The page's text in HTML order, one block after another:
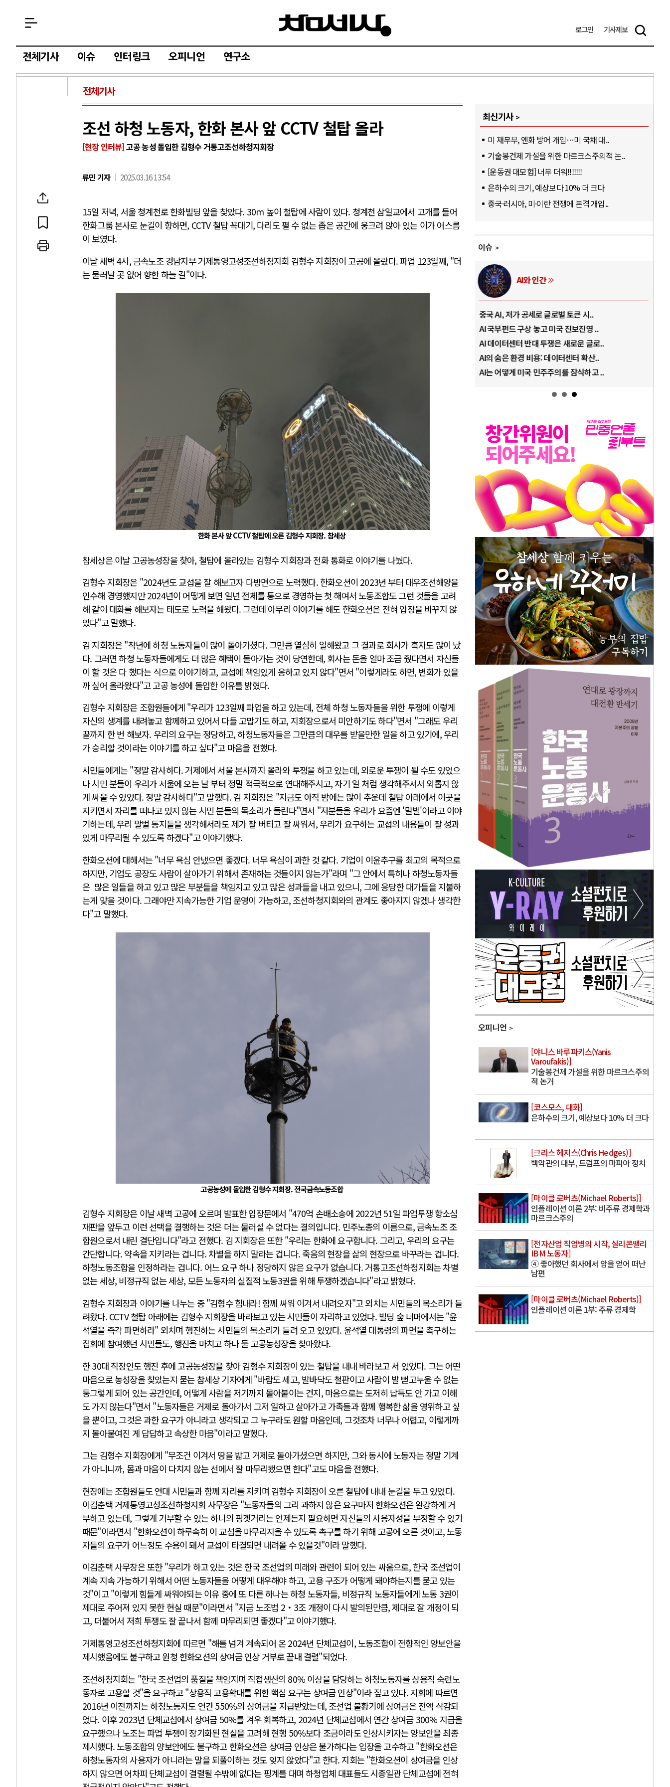
로그인 기사제보
전체기사 이슈 인터링크 오피니언 연구소
전체기사
조선 하청 노동자, 한화 본사 앞 CCTV 철탑 올라
[현장 인터뷰]고공 농성 돌입한 김형수 거통고조선하청지회장
류민 기자 2025.03.16 13:54
15일 저녁, 서울 청계천로 한화빌딩 앞을 찾았다. 30m 높이 철탑에 사람이 있다. 청계천 삼일교에서 고개를 들어
한화그룹 본사로 눈길이 향하면, CCTV 철탑 꼭대기, 다리도 펼 수 없는 좁은 공간에 웅크려 앉아 있는 이가 어스름
이 보였다.
이날 새벽 4시, 금속노조 경남지부 거제통영고성조선하청지회 김형수 지회장이 고공에 올랐다. 파업 123일째, "더
는 물러날 곳 없어 향한 하늘 길"이다.
한화 본사 앞 CCTV 철탑에 오른 김형수 지회장. 참세상
참세상은 이날 고공농성장을 찾아, 철탑에 올라있는 김형수 지회장과 전화 통화로 이야기를 나눴다.
김형수 지회장은 "2024년도 교섭을 잘 해보고자 다방면으로 노력했다. 한화오션이 2023년 부터 대우조선해양을
인수해 경영했지만 2024년이 어떻게 보면 일년 전체를 통으로 경영하는 첫 해여서 노동조합도 그런 것들을 고려
해 같이 대화를 해보자는 태도로 노력을 해왔다. 그런데 아무리 이야기를 해도 한화오션은 전혀 입장을 바꾸지 않
았다"고 말했다.
김 지회장은 "작년에 하청 노동자들이 많이 돌아가셨다. 그만큼 열심히 일해왔고 그 결과로 회사가 흑자도 많이 났
다. 그러면 하청 노동자들에게도 더 많은 혜택이 돌아가는 것이 당연한데, 회사는 돈을 얼마 조금 줬다면서 자신들
이 할 것은 다 했다는 식으로 이야기하고, 교섭에 책임있게 응하고 있지 않다"면서 "이렇게라도 하면, 변화가 있을
까 싶어 올라왔다"고 고공 농성에 돌입한 이유를 밝혔다.
김형수 지회장은 조합원들에게 "우리가 123일째 파업을 하고 있는데, 전체 하청 노동자들을 위한 투쟁에 이렇게
자신의 생계를 내려놓고 함께하고 있어서 다들 고맙기도 하고, 지회장으로서 미안하기도 하다"면서 "그래도 우리
끝까지 한 번 해보자. 우리의 요구는 정당하고, 하청노동자들은 그만큼의 대우를 받을만한 일을 하고 있기에, 우리
가 승리할 것이라는 이야기를 하고 싶다"고 마음을 전했다.
시민들에게는 "정말 감사하다. 거제에서 서울 본사까지 올라와 투쟁을 하고 있는데, 외로운 투쟁이 될 수도 있었으
나 시민 분들이 우리가 서울에 오는 날 부터 정말 적극적으로 연대해주시고, 자기 일 처럼 생각해주셔서 외롭지 않
게 싸울 수 있었다. 정말 감사하다"고 말했다. 김 지회장은 "지금도 아직 밤에는 많이 추운데 철탑 아래에서 이곳을
지키면서 자리를 떠나고 있지 않는 시민 분들의 목소리가 들린다"면서 "저분들을 우리가 요즘엔 '말벌'이라고 이야
기하는데, 우리 말벌 동지들을 생각해서라도 제가 잘 버티고 잘 싸워서, 우리가 요구하는 교섭의 내용들이 잘 성과
있게 마무리될 수 있도록 하겠다"고 이야기했다.
한화오션에 대해서는 "너무 욕심 안냈으면 좋겠다. 너무 욕심이 과한 것 같다. 기업이 이윤추구를 최고의 목적으로
하지만, 기업도 공장도 사람이 살아가기 위해서 존재하는 것들이지 않는가"라며 "그 안에서 특히나 하청노동자들
은 많은 일들을 하고 있고 많은 부분들을 책임지고 있고 많은 성과들을 내고 있으니, 그에 응당한 대가들을 지불하
는게 맞을 것이다. 그래야만 지속가능한 기업 운영이 가능하고, 조선하청지회와의 관계도 좋아지지 않겠나 생각한
다"고 말했다.
고공농성에 돌입한 김형수 지회장. 전국금속노동조합
김형수 지회장은 이날 새벽 고공에 오르며 발표한 입장문에서 "470억 손배소송에 2022년 51일 파업투쟁 항소심
재판을 앞두고 이런 선택을 결행하는 것은 더는 물러설 수 없다는 결의입니다. 민주노총의 이름으로, 금속노조 조
합원으로서 내린 결단입니다"라고 전했다. 김 지회장은 또한 "우리는 한화에 요구합니다. 그리고, 우리의 요구는
간단합니다. 약속을 지키라는 겁니다. 차별을 하지 말라는 겁니다. 죽음의 현장을 삶의 현장으로 바꾸라는 겁니다.
하청노동조합을 인정하라는 겁니다. 어느 요구 하나 정당하지 않은 요구가 없습니다. 거통고조선하청지회는 차별
없는 세상, 비정규직 없는 세상, 모든 노동자의 실질적 노동3권을 위해 투쟁하겠습니다"라고 밝혔다.
김형수 지회장과 이야기를 나누는 중 "김형수 힘내라! 함께 싸워 이겨서 내려오자"고 외치는 시민들의 목소리가 들
려왔다. CCTV 철탑 아래에는 김형수 지회장을 바라보고 있는 시민들이 자리하고 있었다. 빌딩 숲 너머에서는 "윤
석열을 즉각 파면하라" 외치며 행진하는 시민들의 목소리가 들려 오고 있었다. 윤석열 대통령의 파면을 촉구하는
집회에 참여했던 시민들도, 행진을 마치고 하나 둘 고공농성장을 찾아왔다.
한 30대 직장인도 행진 후에 고공농성장을 찾아 김형수 지회장이 있는 철탑을 내내 바라보고 서 있었다. 그는 어떤
마음으로 농성장을 찾았는지 묻는 참세상 기자에게 "바람도 세고, 발바닥도 철판이고 사람이 발 뻗고누울 수 없는
둥그렇게 되어 있는 공간인데, 어떻게 사람을 저기까지 몰아붙이는 건지, 마음으로는 도저히 납득도 안 가고 이해
도 가지 않는다"면서 "노동자들은 거제로 돌아가서 그저 일하고 살아가고 가족들과 함께 행복한 삶을 영위하고 싶
을 뿐이고, 그것은 과한 요구가 아니라고 생각되고 그 누구라도 원할 마음인데, 그것조차 너무나 어렵고, 이렇게까
지 몰아붙여진 게 답답하고 속상한 마음"이라고 말했다.
그는 김형수 지회장에게 "무조건 이겨서 땅을 밟고 거제로 돌아가셨으면 하지만, 그와 동시에 노동자는 정말 기계
가 아니니까, 몸과 마음이 다치지 않는 선에서 잘 마무리됐으면 한다"고도 마음을 전했다.
현장에는 조합원들도 연대 시민들과 함께 자리를 지키며 김형수 지회장이 오른 철탑에 내내 눈길을 두고 있었다.
이김춘택 거제통영고성조선하청지회 사무장은 "노동자들의 그리 과하지 않은 요구마저 한화오션은 완강하게 거
부하고 있는데, 그렇게 거부할 수 있는 하나의 핑곗거리는 언제든지 필요하면 자신들의 사용자성을 부정할 수 있기
때문"이라면서 "한화오션이 하루속히 이 교섭을 마무리지을 수 있도록 촉구를 하기 위해 고공에 오른 것이고, 노동
자들의 요구가 어느정도 수용이 돼서 교섭이 타결되면 내려올 수 있을것"이라 말했다.
이김춘택 사무장은 또한 "우리가 하고 있는 것은 한국 조선업의 미래와 관련이 되어 있는 싸움으로, 한국 조선업이
계속 지속 가능하기 위해서 어떤 노동자들을 어떻게 대우해야 하고, 고용 구조가 어떻게 돼야하는지를 묻고 있는
것"이고 "이렇게 힘들게 싸워야되는 이유 중에 또 다른 하나는 하청 노동자들, 비정규직 노동자들에게 노동 3권이
제대로 주어져 있지 못한 현실 때문"이라면서 "지금 노조법 2・3조 개정이 다시 발의된만큼, 제대로 잘 개정이 되
고, 더불어서 저희 투쟁도 잘 끝나서 함께 마무리되면 좋겠다"고 이야기했다.
거제통영고성조선하청지회에 따르면 "해를 넘겨 계속되어 온 2024년 단체교섭이, 노동조합이 전향적인 양보안을
제시했음에도 불구하고 원청 한화오션의 상여금 인상 거부로 끝내 결렬"되었다.
조선하청지회는 "한국 조선업의 품질을 책임지며 직접생산의 80% 이상을 담당하는 하청노동자를 상용직 숙련노
동자로 고용할 것"을 요구하고 "상용직 고용확대를 위한 핵심 요구는 상여금 인상"이라 짚고 있다. 지회에 따르면
2016년 이전까지는 하청노동자도 연간 550%의 상여금을 지급받았는데, 조선업 불황기에 상여금은 전액 삭감되
었다. 이후 2023년 단체교섭에서 상여금 50%를 겨우 회복하고, 2024년 단체교섭에서 연간 상여금 300% 지급을
요구했으나 노조는 파업 투쟁이 장기화된 현실을 고려해 현행 50%보다 조금이라도 인상시키자는 양보안을 최종
제시했다. 노동조합의 양보안에도 불구하고 한화오션은 상여금 인상은 불가하다는 입장을 고수하고 "한화오션은
하청노동자의 사용자가 아니라는 말을 되풀이하는 것도 잊지 않았다"고 한다. 지회는 "한화오션이 상여금을 인상
하지 않으면 어차피 단체교섭이 결렬될 수밖에 없다는 핑계를 대며 하청업체 대표들도 시종일관 단체교섭에 전혀
최신기사
미 재무부, 엔화 방어 개입…미 국채 대..
기술봉건제 가설을 위한 마르크스주의적 논..
[운동권 대모험] 너무 더워!!!!!!!
은하수의 크기, 예상보다 10% 더 크다
중국·러시아, 미·이란 전쟁에 본격 개입..
이슈
러시아-우크라이나 전쟁 AI와 인간
중국 AI, 저가 공세로 글로벌 토큰 시..
AI 국부펀드 구상 놓고 미국 진보진영 ..
AI 데이터센터 반대 투쟁은 새로운 글로..
AI의 숨은 환경 비용: 데이터센터 확산..
AI는 어떻게 미국 민주주의를 잠식하고 ..
오피니언
[야니스 바루파키스(Yanis
Varoufakis)]
기술봉건제 가설을 위한 마르크스주의
적 논거
[코스모스, 대화]
은하수의 크기, 예상보다 10% 더 크다
[크리스 헤지스(Chris Hedges)]
백악관의 대부, 트럼프의 마피아 정치
[마이클 로버츠(Michael Roberts)]
인플레이션 이론 2부: 비주류 경제학과
마르크스주의
[전자산업 직업병의 시작, 실리콘밸리
IBM 노동자]
④ 좋아했던 회사에서 암을 얻어 떠난
남편
[마이클 로버츠(Michael Roberts)]
인플레이션 이론 1부: 주류 경제학